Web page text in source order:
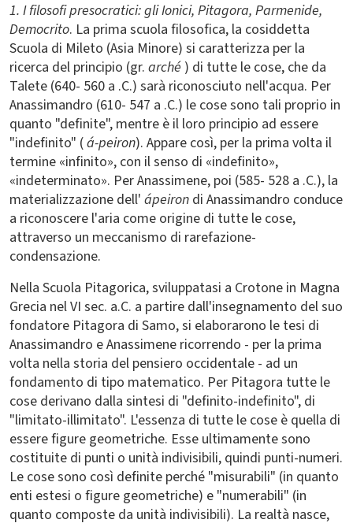
1. I filosofi presocratici: gli Ionici, Pitagora, Parmenide,
Democrito. La prima scuola filosofica, la cosiddetta
Scuola di Mileto (Asia Minore) si caratterizza per la
ricerca del principio (gr. arché ) di tutte le cose, che da
Talete (640- 560 a .C.) sarà riconosciuto nell'acqua. Per
Anassimandro (610- 547 a .C.) le cose sono tali proprio in
quanto "definite", mentre è il loro principio ad essere
"indefinito" (á-peiron). Appare così, per la prima volta il
termine «infinito», con il senso di «indefinito»,
«indeterminato». Per Anassimene, poi (585- 528 a .C.), la
materializzazione dell' ápeiron di Anassimandro conduce
a riconoscere l'aria come origine di tutte le cose,
attraverso un meccanismo di rarefazione-
condensazione.
Nella Scuola Pitagorica, sviluppatasi a Crotone in Magna
Grecia nel VI sec. a.C. a partire dall'insegnamento del suo
fondatore Pitagora di Samo, si elaborarono le tesi di
Anassimandro e Anassimene ricorrendo - per la prima
volta nella storia del pensiero occidentale - ad un
fondamento di tipo matematico. Per Pitagora tutte le
cose derivano dalla sintesi di "definito-indefinito", di
"limitato-illimitato". L'essenza di tutte le cose è quella di
essere figure geometriche. Esse ultimamente sono
costituite di punti o unità indivisibili, quindi punti-numeri.
Le cose sono così definite perché "misurabili" (in quanto
enti estesi o figure geometriche) e "numerabili" (in
quanto composte da unità indivisibili). La realtà nasce,